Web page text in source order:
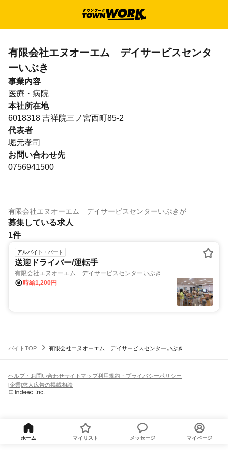
有限会社エヌオーエム デイサービスセンタ
ーいぶき
事業内容
医療・病院
本社所在地
6018318 吉祥院三ノ宮西町85-2
代表者
堀元孝司
お問い合わせ先
0756941500
有限会社エヌオーエム デイサービスセンターいぶき が
募集している求人
1件
アルバイト・パート
送迎ドライバー/運転手
有限会社エヌオーエム デイサービスセンターいぶき
時給1,200円
バイトTOP 有限会社エヌオーエム デイサービスセンターいぶき
ヘルプ・お問い合わせサイトマップ利用規約・プライバシーポリシー
[企業]求人広告の掲載相談
ホーム マイリスト メッセージ マイページ